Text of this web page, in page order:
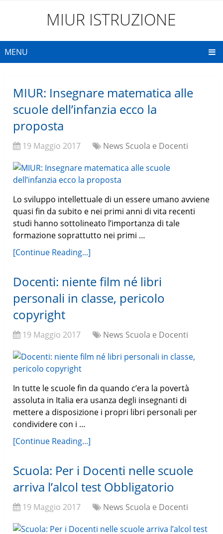
MIUR ISTRUZIONE
MENU
MIUR: Insegnare matematica alle
scuole dell’infanzia ecco la
proposta
19 Maggio 2017 News Scuola e Docenti
Lo sviluppo intellettuale di un essere umano avviene
quasi fin da subito e nei primi anni di vita recenti
studi hanno sottolineato l’importanza di tale
formazione soprattutto nei primi …
[Continue Reading...]
Docenti: niente film né libri
personali in classe, pericolo
copyright
19 Maggio 2017 News Scuola e Docenti
In tutte le scuole fin da quando c’era la povertà
assoluta in Italia era usanza degli insegnanti di
mettere a disposizione i propri libri personali per
condividere con i …
[Continue Reading...]
Scuola: Per i Docenti nelle scuole
arriva l’alcol test Obbligatorio
19 Maggio 2017 News Scuola e Docenti